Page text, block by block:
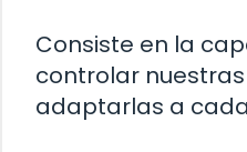
Consiste en la
controlar
adaptarlas a